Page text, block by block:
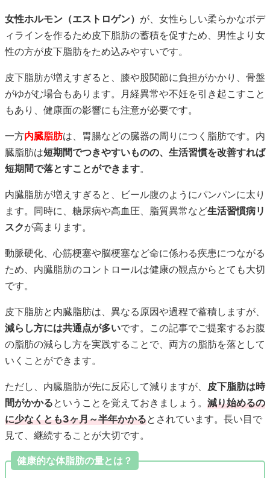
女性ホルモン（エストロゲン） が、女性らしい柔らかなボデ
ィラインを作るため皮下脂肪の蓄積を促すため、男性より女
性の方が皮下脂肪をため込みやすいです。
皮下脂肪が増えすぎると、膝や股関節に負担がかかり、骨盤
がゆがむ場合もあります。月経異常や不妊を引き起こすこと
もあり、健康面の影響にも注意が必要です。
一方内臓脂肪は、胃腸などの臓器の周りにつく脂肪です。内
臓脂肪は短期間でつきやすいものの、生活習慣を改善すれば
短期間で落とすことができます。
内臓脂肪が増えすぎると、ビール腹のようにパンパンに太り
ます。同時に、糖尿病や高血圧、脂質異常など生活習慣病リ
スクが高まります。
動脈硬化、心筋梗塞や脳梗塞など命に係わる疾患につながる
ため、内臓脂肪のコントロールは健康の観点からとても大切
です。
皮下脂肪と内臓脂肪は、異なる原因や過程で蓄積しますが、
減らし方には共通点が多いです。この記事でご提案するお腹
の脂肪の減らし方を実践することで、両方の脂肪を落として
いくことができます。
ただし、内臓脂肪が先に反応して減りますが、 皮下脂肪は時
間がかかるということを覚えておきましょう。 減り始めるの
に少なくとも3ヶ月～半年かかるとされています。長い目で
見て、継続することが大切です。
健康的な体脂肪の量とは？